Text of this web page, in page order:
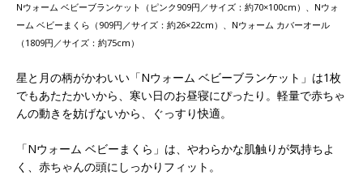
Nウォーム ベビーブランケット（ピンク909円／サイズ：約70×100cm）、Nウォ
ーム ベビーまくら（909円／サイズ：約26×22cm）、Nウォーム カバーオール
（1809円／サイズ：約75cm）
星と月の柄がかわいい「Nウォーム ベビーブランケット」は1枚
でもあたたかいから、寒い日のお昼寝にぴったり。軽量で赤ちゃ
んの動きを妨げないから、ぐっすり快適。
「Nウォーム ベビーまくら」は、やわらかな肌触りが気持ちよ
く、赤ちゃんの頭にしっかりフィット。